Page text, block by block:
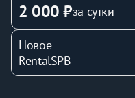
мини-кухня
индукционная
СВЧ печь
электрический
посуда,
2 000 ₽за сутки
Новое
RentalSPB